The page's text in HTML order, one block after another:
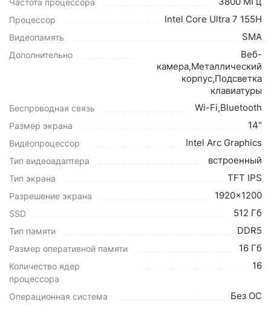
Частота процессора
Процессор Intel Core Ultra 7 155H
Видеопамять SMA
Дополнительно
Веб-
камера,Металлический
корпус,Подсветка
клавиатуры
Беспроводная связь Wi-Fi,Bluetooth
Размер экрана 14"
Видеопроцессор Intel Arc Graphics
Тип видеоадаптера встроенный
Тип экрана TFT IPS
Разрешение экрана 1920x1200
SSD 512 Гб
Тип памяти DDR5
Размер оперативной памяти 16 Гб
Количество ядер
процессора
16
Операционная система Без ОС